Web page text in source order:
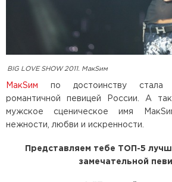
BIG LOVE SHOW 2011. МакSим
МакSим по достоинству стала
романтичной певицей России. А
мужское сценическое имя
нежности, любви и искренности.
Представляем тебе ТОП-5
замечательной